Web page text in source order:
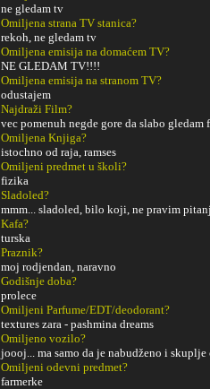
ne gledam tv
Omiljena strana TV stanica?
rekoh, ne gledam tv
Omiljena emisija na domaćem TV?
NE GLEDAM TV!!!!
Omiljena emisija na stranom TV?
odustajem
Najdraži Film?
vec pomenuh negde gore da slabo
Omiljena Knjiga?
istochno od raja, ramses
Omiljeni predmet u školi?
fizika
Sladoled?
mmm... sladoled, bilo koji, ne pravim
Kafa?
turska
Praznik?
moj rodjendan, naravno
Godišnje doba?
prolece
Omiljeni Parfume/EDT/deodorant?
textures zara - pashmina dreams
Omiljeno vozilo?
joooj... ma samo da je nabudženo i
Omiljeni odevni predmet?
farmerke